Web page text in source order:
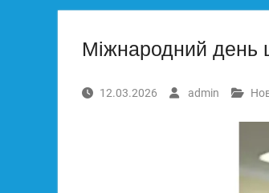
Міжнародний день
12.03.2026 admin